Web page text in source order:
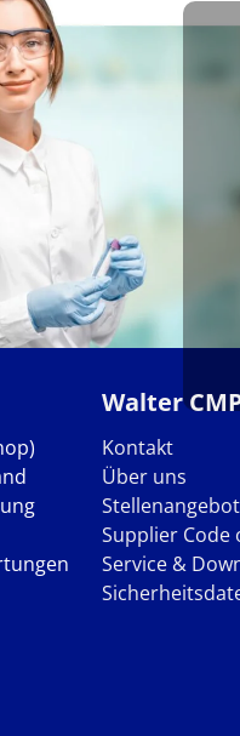
Walter
Kontakt
Über uns
Supplier Code
Service &